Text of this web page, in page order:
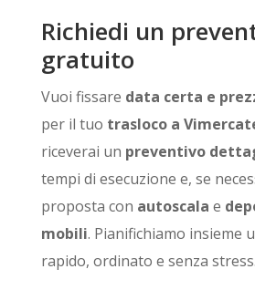
Richiedi un
gratuito
Vuoi fissare data certa e
per il tuo trasloco a
riceverai un preventivo
tempi di esecuzione e, se
proposta con autoscala e
mobili. Pianifichiamo insieme
rapido, ordinato e senza stress.